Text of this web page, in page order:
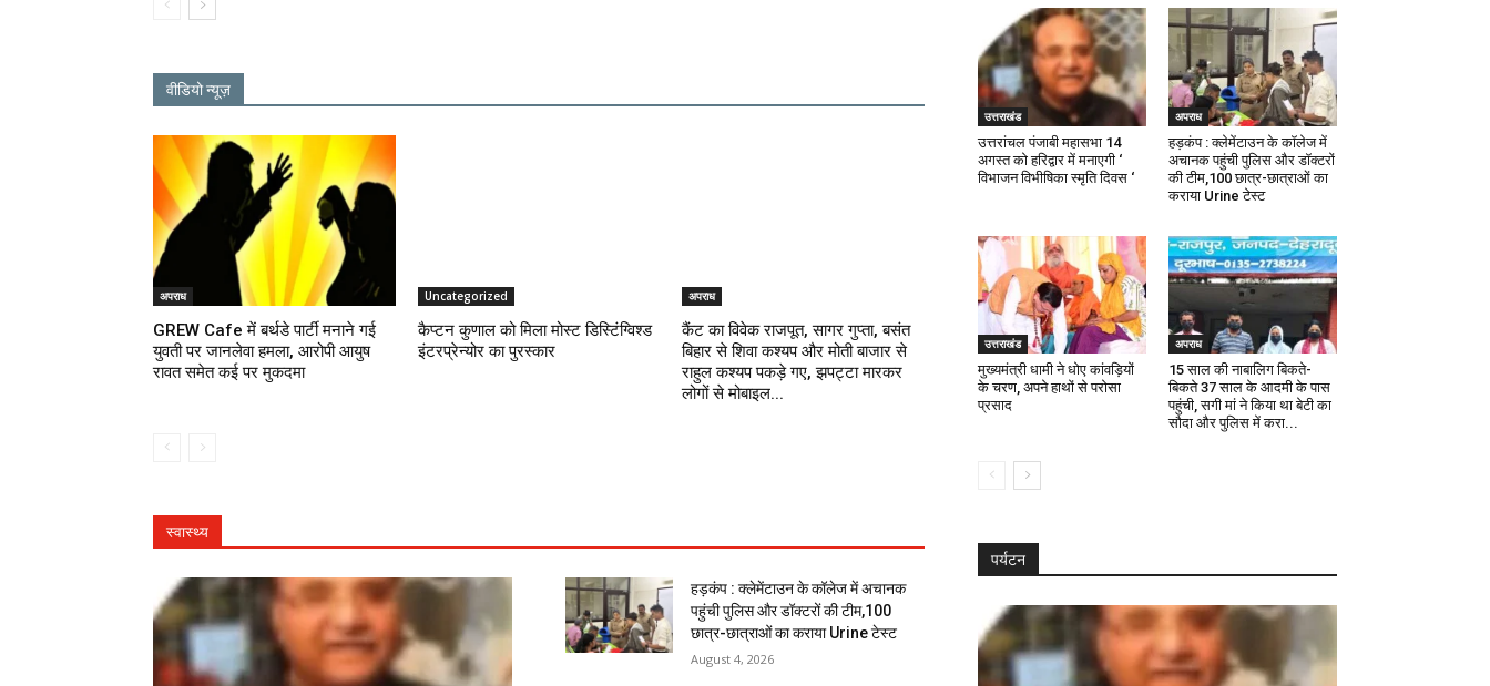
वीडियो न्यूज़
अपराध
GREW Cafe में बर्थडे पार्टी मनाने गई
युवती पर जानलेवा हमला, आरोपी आयुष
रावत समेत कई पर मुकदमा
Uncategorized
कैप्टन कुणाल को मिला मोस्ट डिस्टिंग्विश्ड
इंटरप्रेन्योर का पुरस्कार
अपराध
कैंट का विवेक राजपूत, सागर गुप्ता, बसंत
बिहार से शिवा कश्यप और मोती बाजार से
राहुल कश्यप पकड़े गए, झपट्टा मारकर
लोगों से मोबाइल...
स्वास्थ्य
हड़कंप : क्लेमेंटाउन के कॉलेज में अचानक
पहुंची पुलिस और डॉक्टरों की टीम,100
छात्र-छात्राओं का कराया Urine टेस्ट
August 4, 2026
उत्तराखंड
उत्तरांचल पंजाबी महासभा 14
अगस्त को हरिद्वार में मनाएगी ‘
विभाजन विभीषिका स्मृति दिवस ‘
अपराध
हड़कंप : क्लेमेंटाउन के कॉलेज में
अचानक पहुंची पुलिस और डॉक्टरों
की टीम,100 छात्र-छात्राओं का
कराया Urine टेस्ट
उत्तराखंड
मुख्यमंत्री धामी ने धोए कांवड़ियों
के चरण, अपने हाथों से परोसा
प्रसाद
अपराध
15 साल की नाबालिग बिकते-
बिकते 37 साल के आदमी के पास
पहुंची, सगी मां ने किया था बेटी का
सौदा और पुलिस में करा...
पर्यटन